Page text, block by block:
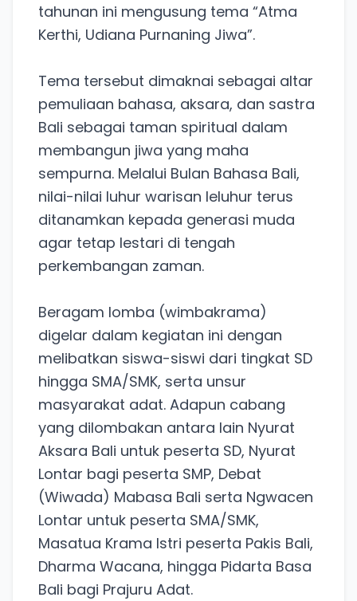
tahunan ini mengusung tema “Atma
Kerthi, Udiana Purnaning Jiwa”.
Tema tersebut dimaknai sebagai altar
pemuliaan bahasa, aksara, dan sastra
Bali sebagai taman spiritual dalam
membangun jiwa yang maha
sempurna. Melalui Bulan Bahasa Bali,
nilai-nilai luhur warisan leluhur terus
ditanamkan kepada generasi muda
agar tetap lestari di tengah
perkembangan zaman.
Beragam lomba (wimbakrama)
digelar dalam kegiatan ini dengan
melibatkan siswa-siswi dari tingkat SD
hingga SMA/SMK, serta unsur
masyarakat adat. Adapun cabang
yang dilombakan antara lain Nyurat
Aksara Bali untuk peserta SD, Nyurat
Lontar bagi peserta SMP, Debat
(Wiwada) Mabasa Bali serta Ngwacen
Lontar untuk peserta SMA/SMK,
Masatua Krama Istri peserta Pakis Bali,
Dharma Wacana, hingga Pidarta Basa
Bali bagi Prajuru Adat.